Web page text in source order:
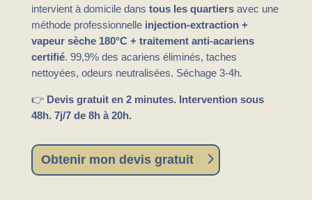
intervient à domicile dans tous les quartiersavec une
méthode professionnelle injection-extraction +
vapeur sèche 180°C + traitement anti-acariens
certifié. 99,9% des acariens éliminés, taches
nettoyées, odeurs neutralisées. Séchage 3-4h.
👉 Devis gratuit en 2 minutes. Intervention sous
48h. 7j/7 de 8h à 20h.
Obtenir mon devis gratuit